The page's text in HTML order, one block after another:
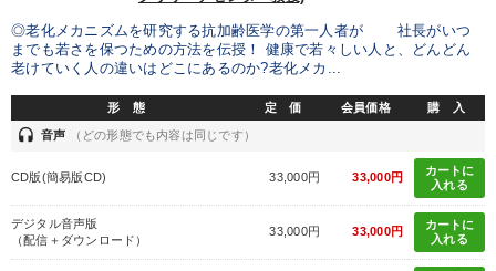
◎老化メカニズムを研究する抗加齢医学の第一人者が 社長がいつ
までも若さを保つための方法を伝授！ 健康で若々しい人と、どんどん
老けていく人の違いはどこにあるのか?老化メカ...
形 態 定 価 会員価格 購 入
headset 音声 （どの形態でも内容は同じです）
CD版(簡易版CD) 33,000円 33,000円
カートに
入れる
デジタル音声版
（配信＋ダウンロード）
33,000円 33,000円
カートに
入れる